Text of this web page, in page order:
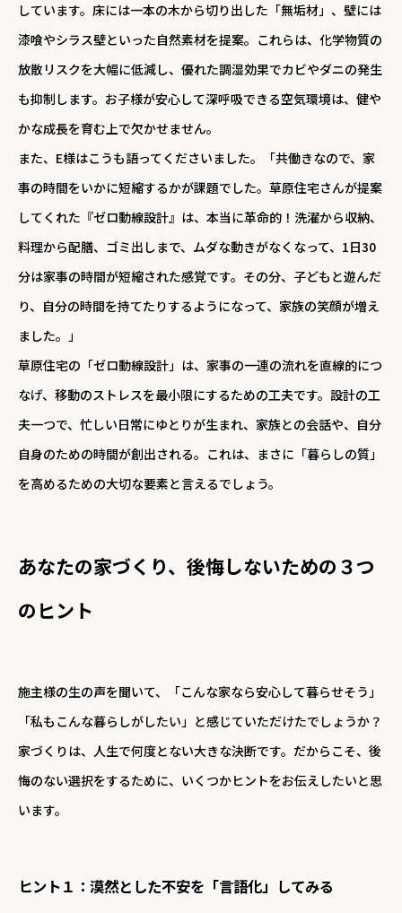
しています。床には一本の木から切り出した「無垢材」、壁には
漆喰やシラス壁といった自然素材を提案。これらは、化学物質の
放散リスクを大幅に低減し、優れた調湿効果でカビやダニの発生
も抑制します。お子様が安心して深呼吸できる空気環境は、健や
かな成長を育む上で欠かせません。
また、E様はこうも語ってくださいました。「共働きなので、家
事の時間をいかに短縮するかが課題でした。草原住宅さんが提案
してくれた『ゼロ動線設計』は、本当に革命的！洗濯から収納、
料理から配膳、ゴミ出しまで、ムダな動きがなくなって、1日30
分は家事の時間が短縮された感覚です。その分、子どもと遊んだ
り、自分の時間を持てたりするようになって、家族の笑顔が増え
ました。」
草原住宅の「ゼロ動線設計」は、家事の一連の流れを直線的につ
なげ、移動のストレスを最小限にするための工夫です。設計の工
夫一つで、忙しい日常にゆとりが生まれ、家族との会話や、自分
自身のための時間が創出される。これは、まさに「暮らしの質」
を高めるための大切な要素と言えるでしょう。
あなたの家づくり、後悔しないための３つ
のヒント
施主様の生の声を聞いて、「こんな家なら安心して暮らせそう」
「私もこんな暮らしがしたい」と感じていただけたでしょうか？
家づくりは、人生で何度とない大きな決断です。だからこそ、後
悔のない選択をするために、いくつかヒントをお伝えしたいと思
います。
ヒント１：漠然とした不安を「言語化」してみる